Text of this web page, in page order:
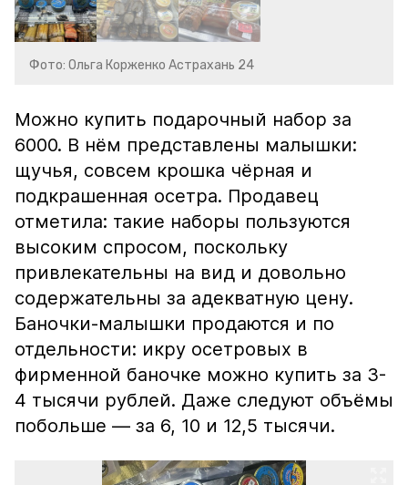
Фото: Ольга Корженко Астрахань 24
Можно купить подарочный набор за
6000. В нём представлены малышки:
щучья, совсем крошка чёрная и
подкрашенная осетра. Продавец
отметила: такие наборы пользуются
высоким спросом, поскольку
привлекательны на вид и довольно
содержательны за адекватную цену.
Баночки-малышки продаются и по
отдельности: икру осетровых в
фирменной баночке можно купить за 3-
4 тысячи рублей. Даже следуют объёмы
побольше — за 6, 10 и 12,5 тысячи.